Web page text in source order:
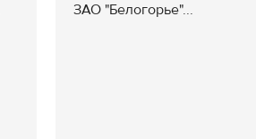
ЗАО "Белогорье"...